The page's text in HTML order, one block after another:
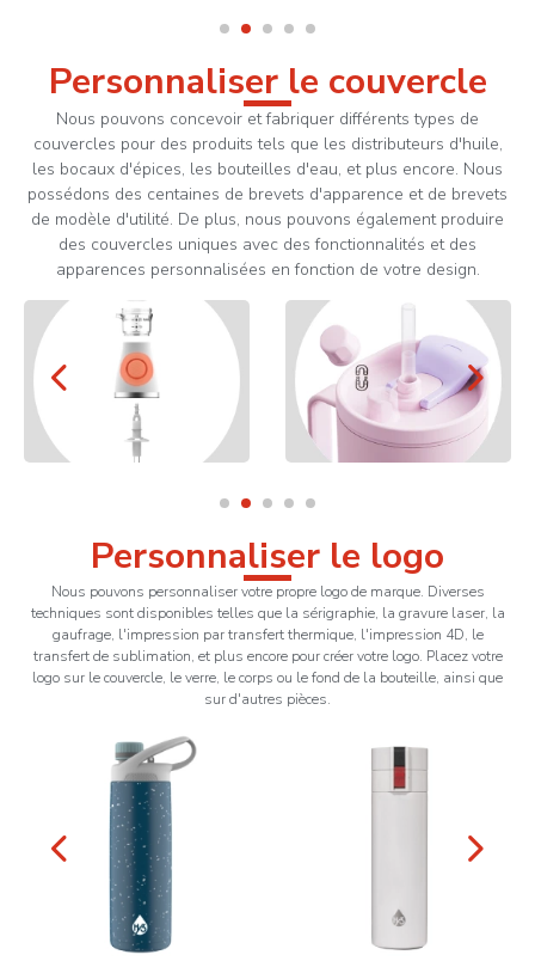
Personnaliser le couvercle
Nous pouvons concevoir et fabriquer différents types de
couvercles pour des produits tels que les distributeurs d'huile,
les bocaux d'épices, les bouteilles d'eau, et plus encore. Nous
possédons des centaines de brevets d'apparence et de brevets
de modèle d'utilité. De plus, nous pouvons également produire
des couvercles uniques avec des fonctionnalités et des
apparences personnalisées en fonction de votre design.
Personnaliser le logo
Nous pouvons personnaliser votre propre logo de marque. Diverses
techniques sont disponibles telles que la sérigraphie, la gravure laser, la
gaufrage, l'impression par transfert thermique, l'impression 4D, le
transfert de sublimation, et plus encore pour créer votre logo. Placez votre
logo sur le couvercle, le verre, le corps ou le fond de la bouteille, ainsi que
sur d'autres pièces.